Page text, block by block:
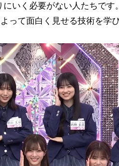
いく必要がない人たちです
って面白く見せる技術を学び